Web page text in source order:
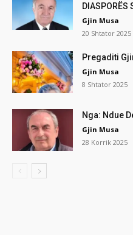
DIASPORËS
Gjin Musa
20 Shtator 2025
Pregaditi
Gjin Musa
8 Shtator 2025
Nga: Ndue
Gjin Musa
28 Korrik 2025